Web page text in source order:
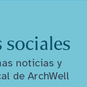
sociales
noticias y
de ArchWell